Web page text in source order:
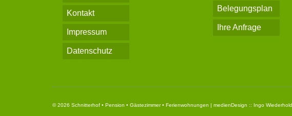
Kontakt
Impressum
Datenschutz
Belegungsplan
Ihre Anfrage
© 2026 Schnitterhof • Pension • Gästezimmer • Ferienwohnungen | medienDesign :: Ingo